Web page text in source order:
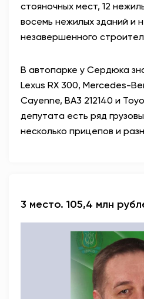
стояночных мест, 12
восемь нежилых зданий и
незавершенного
В автопарке у Сердюка
Lexus RX 300, Mercedes-
Сауеnnе, BA3 212140 и
депутата есть ряд
несколько прицепов и
3 место. 105,4 млн